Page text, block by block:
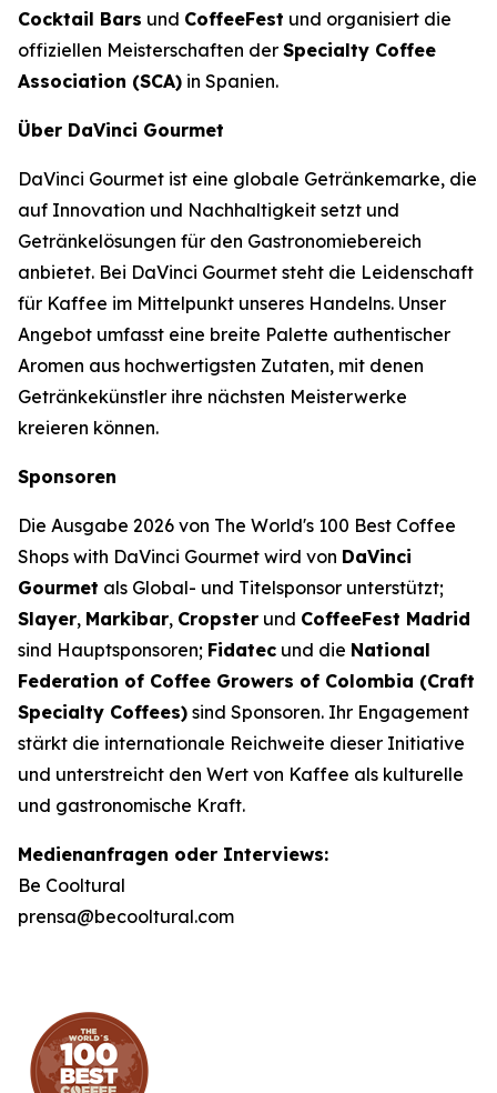
Cocktail Bars und CoffeeFest und organisiert die
offiziellen Meisterschaften der Specialty Coffee
Association (SCA) in Spanien.
Über DaVinci Gourmet
DaVinci Gourmet ist eine globale Getränkemarke, die
auf Innovation und Nachhaltigkeit setzt und
Getränkelösungen für den Gastronomiebereich
anbietet. Bei DaVinci Gourmet steht die Leidenschaft
für Kaffee im Mittelpunkt unseres Handelns. Unser
Angebot umfasst eine breite Palette authentischer
Aromen aus hochwertigsten Zutaten, mit denen
Getränkekünstler ihre nächsten Meisterwerke
kreieren können.
Sponsoren
Die Ausgabe 2026 von The World's 100 Best Coffee
Shops with DaVinci Gourmet wird von DaVinci
Gourmet als Global- und Titelsponsor unterstützt;
Slayer, Markibar, Cropster und CoffeeFest Madrid
sind Hauptsponsoren; Fidatec und die National
Federation of Coffee Growers of Colombia (Craft
Specialty Coffees) sind Sponsoren. Ihr Engagement
stärkt die internationale Reichweite dieser Initiative
und unterstreicht den Wert von Kaffee als kulturelle
und gastronomische Kraft.
Medienanfragen oder Interviews:
Be Cooltural
prensa@becooltural.com